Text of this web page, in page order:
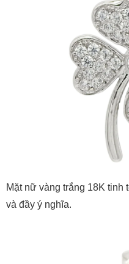
Mặt nữ vàng trắng 18K tinh
và đầy ý nghĩa.